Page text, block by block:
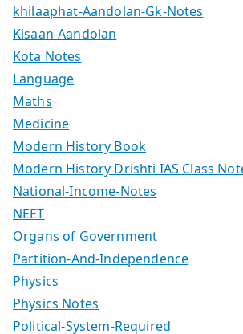
khilaaphat-Aandolan-Gk-Notes
Kisaan-Aandolan
Kota Notes
Language
Maths
Medicine
Modern History Book
Modern History Drishti IAS Class
National-Income-Notes
NEET
Organs of Government
Partition-And-Independence
Physics
Physics Notes
Political-System-Required